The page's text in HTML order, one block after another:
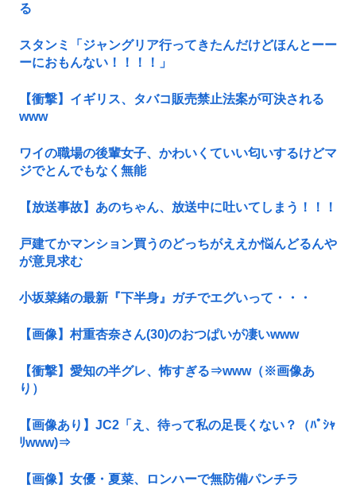
る
スタンミ「ジャングリア行ってきたんだけどほんとーー
ーにおもんない！！！！」
【衝撃】イギリス、タバコ販売禁止法案が可決される
www
ワイの職場の後輩女子、かわいくていい匂いするけどマ
ジでとんでもなく無能
【放送事故】あのちゃん、放送中に吐いてしまう！！！
戸建てかマンション買うのどっちがええか悩んどるんや
が意見求む
小坂菜緒の最新『下半身』ガチでエグいって・・・
【画像】村重杏奈さん(30)のおつぱいが凄いwww
【衝撃】愛知の半グレ、怖すぎる⇒www（※画像あ
り）
【画像あり】JC2「え、待って私の足長くない？（ﾊﾟｼｬ
ﾘwww)⇒
【画像】女優・夏菜、ロンハーで無防備パンチラ